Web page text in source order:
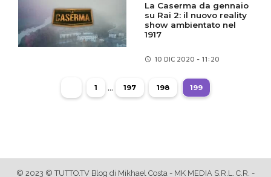
La Caserma da gennaio
su Rai 2: il nuovo reality
show ambientato nel
1917
10 DIC 2020 - 11:20
1 ... 197 198 199
© 2023 © TUTTO.TV Blog di Mikhael Costa - MK MEDIA S.R.L. C.R. -